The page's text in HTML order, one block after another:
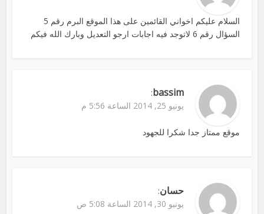
السلام عليكم اخواني القائمين على هذا الموقع البرم رقم 5
السؤال رقم 6 لاتوجد فيه اجابات ارجو التعديل وبارك الله فيكم
bassim
:
يونيو 25, 2014 الساعة 5:56 م
موقع ممتاز جدا شكرا للجهود
حسان:
يونيو 30, 2014 الساعة 5:08 ص